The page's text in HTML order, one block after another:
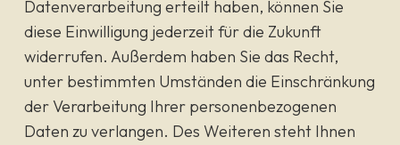
Datenverarbeitung erteilt haben, können Sie
diese Einwilligung jederzeit für die Zukunft
widerrufen. Außerdem haben Sie das Recht,
unter bestimmten Umständen die Einschränkung
der Verarbeitung Ihrer personenbezogenen
Daten zu verlangen. Des Weiteren steht Ihnen